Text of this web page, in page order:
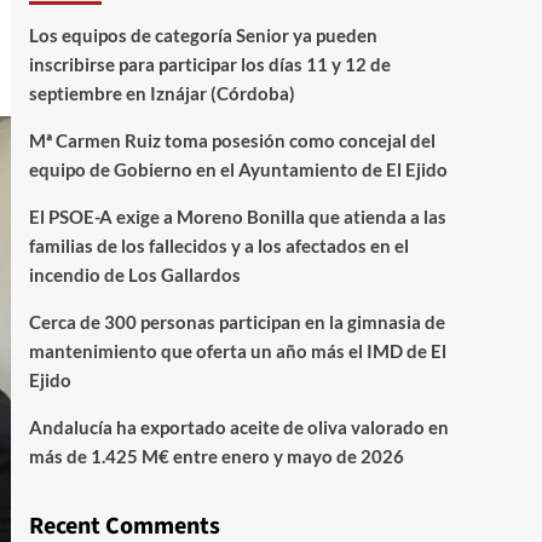
Los equipos de categoría Senior ya pueden
inscribirse para participar los días 11 y 12 de
septiembre en Iznájar (Córdoba)
Mª Carmen Ruiz toma posesión como concejal del
equipo de Gobierno en el Ayuntamiento de El Ejido
El PSOE-A exige a Moreno Bonilla que atienda a las
familias de los fallecidos y a los afectados en el
incendio de Los Gallardos
Cerca de 300 personas participan en la gimnasia de
mantenimiento que oferta un año más el IMD de El
Ejido
Andalucía ha exportado aceite de oliva valorado en
más de 1.425 M€ entre enero y mayo de 2026
Recent Comments